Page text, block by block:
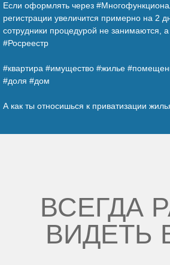
Если оформлять через
регистрации увеличится примерно на 2
сотрудники процедурой не занимаются,
#Росреестр
#квартира #имущество #жилье
#доля #дом
А как ты относишься к приватизации
ВСЕГДА
ВИДЕТЬ